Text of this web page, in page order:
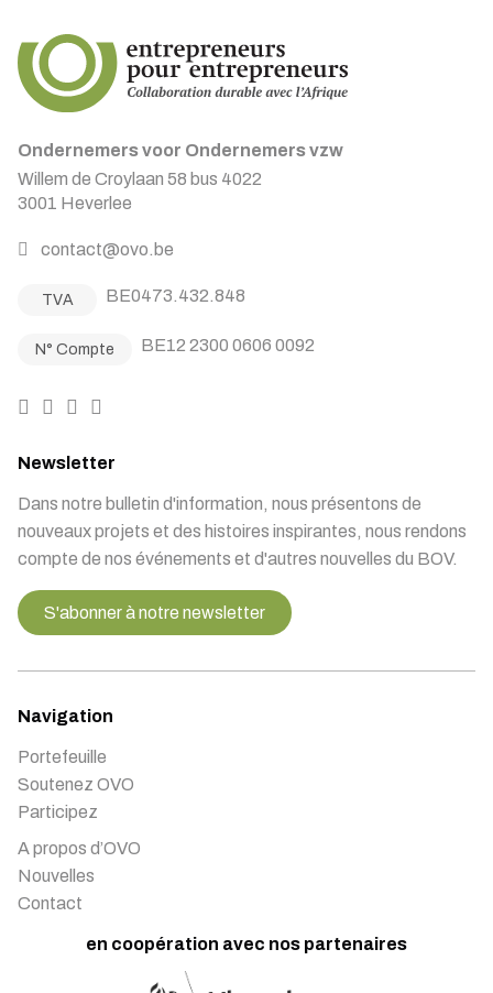
Ondernemers voor Ondernemers vzw
Willem de Croylaan 58 bus 4022
3001 Heverlee
contact@ovo.be
TVA BE0473.432.848
N° Compte BE12 2300 0606 0092
Newsletter
Dans notre bulletin d'information, nous présentons de
nouveaux projets et des histoires inspirantes, nous rendons
compte de nos événements et d'autres nouvelles du BOV.
S'abonner à notre newsletter
Navigation
Portefeuille
Soutenez OVO
Participez
A propos d’OVO
Nouvelles
Contact
en coopération avec nos partenaires